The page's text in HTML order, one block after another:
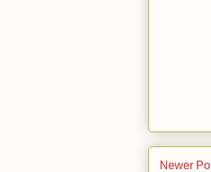
Newer